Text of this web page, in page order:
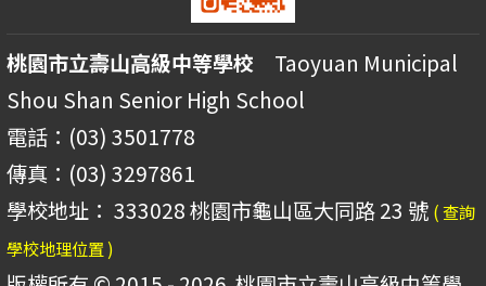
桃園市立壽山高級中等學校 Taoyuan Municipal
Shou Shan Senior High School
電話：(03) 3501778
傳真：(03) 3297861
學校地址： 333028 桃園市龜山區大同路 23 號 ( 查詢
學校地理位置 )